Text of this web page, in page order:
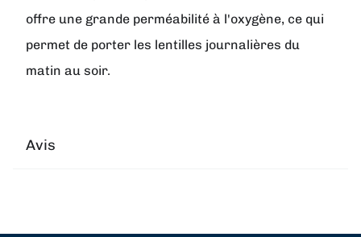
offre une grande perméabilité à l'oxygène, ce qui
permet de porter les lentilles journalières du
matin au soir.
Avis